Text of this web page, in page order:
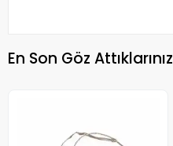
En Son Göz Attıklarınız